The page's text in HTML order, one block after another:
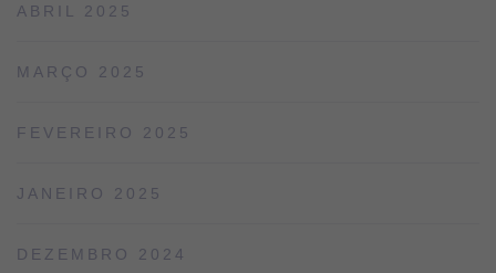
ABRIL 2025
MARÇO 2025
FEVEREIRO 2025
JANEIRO 2025
DEZEMBRO 2024